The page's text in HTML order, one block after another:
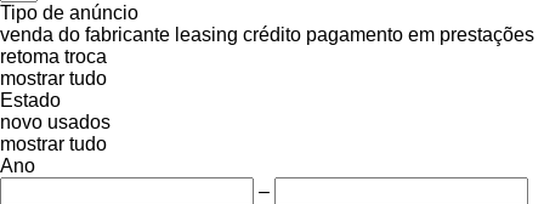
Tipo de anúncio
venda do fabricante leasing crédito pagamento em prestações
retoma troca
mostrar tudo
Estado
novo usados
mostrar tudo
Ano
–